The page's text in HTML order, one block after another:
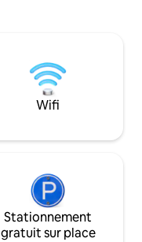
montagnes
mois d'hiver, si
serez enveloppé
cheminée à bois.
Wifi
Stationnement
gratuit sur place